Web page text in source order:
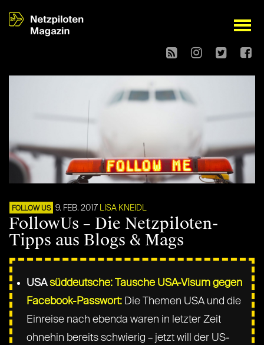
open
FOLLOW US 9. FEB. 2017 LISA KNEIDL
FollowUs – Die Netzpiloten-
Tipps aus Blogs & Mags
USAsüddeutsche: Tausche USA-Visum gegen
Facebook-Passwort: Die Themen USA und die
Einreise nach ebenda waren in letzter Zeit
ohnehin bereits schwierig – jetzt will der US-